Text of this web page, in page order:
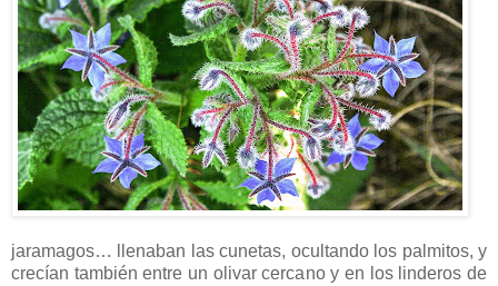
jaramagos… llenaban las cunetas, ocultando los palmitos, y
crecían también entre un olivar cercano y en los linderos de